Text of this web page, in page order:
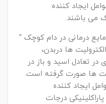
ایجاد کننده
می باشند.
درمانی در دام کوچک ”
ها دربدن،
تعادل اسید و باز در
ها صورت گرفته است.
ایجاد کننده
درجات